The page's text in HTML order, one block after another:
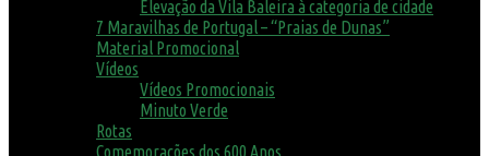
Elevação da Vila Baleira à categoria de cidade
7 Maravilhas de Portugal – “Praias de Dunas”
Material Promocional
Vídeos
Vídeos Promocionais
Minuto Verde
Rotas
Comemorações dos 600 Anos